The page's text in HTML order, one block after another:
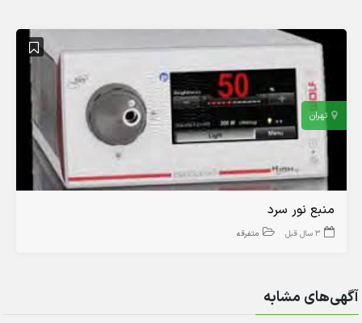
تهران
منبع نور سرد
3 سال قبل متفرقه
آگهی‌های مشابه